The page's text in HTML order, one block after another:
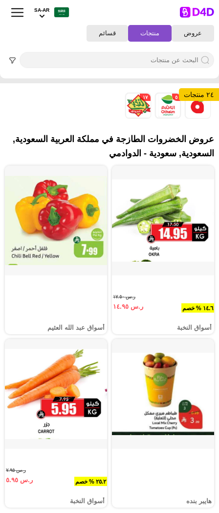
عروض منتجات قسائم
SA-AR
٢٤ منتجات ٥ ١٧
عروض الخضروات الطازجة في مملكة العربية السعودية,
السعودية, سعودية - الدوادمي
١٤.٦ % خصم
ر.س ١٧.٥٠
ر.س ١٤.٩٥
أسواق النخبة أسواق عبد الله العثيم
هايبر بنده
٢٥.٢ % خصم
ر.س ٧.٩٥
ر.س ٥.٩٥
أسواق النخبة